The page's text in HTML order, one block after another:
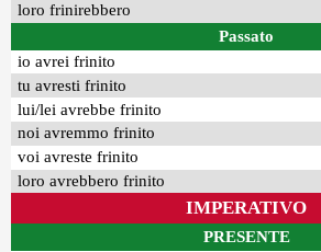
loro frinirebbero
Passato
io avrei frinito
tu avresti frinito
lui/lei avrebbe frinito
noi avremmo frinito
voi avreste frinito
loro avrebbero frinito
IMPERATIVO
PRESENTE